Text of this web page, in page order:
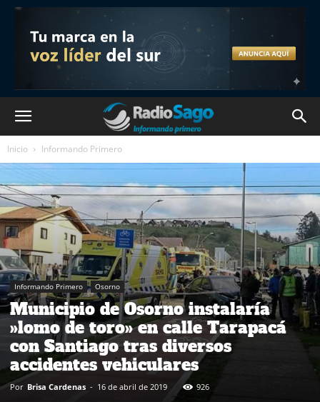
Inicio Informando Primero
Informando Primero Osorno
Municipio de Osorno instalaría
»lomo de toro» en calle Tarapacá
con Santiago tras diversos
accidentes vehiculares
Por Brisa Cardenas - 16 de abril de 2019 926